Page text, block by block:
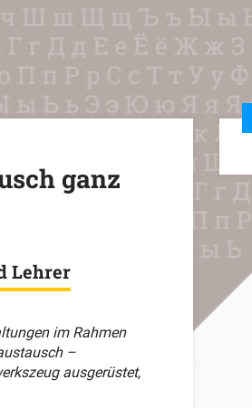
ganz
Lehrer
im Rahmen
–
ausgerüstet,